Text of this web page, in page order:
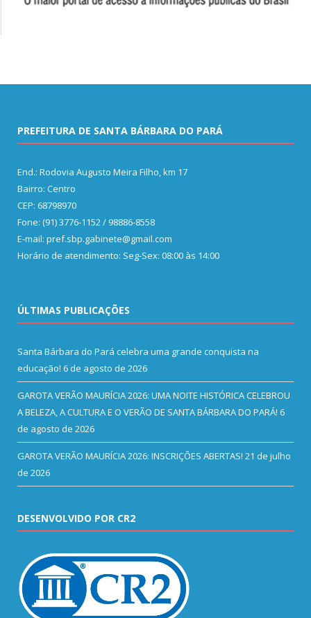
PREFEITURA DE SANTA BÁRBARA DO PARÁ
End.: Rodovia Augusto Meira Filho, km 17
Bairro: Centro
CEP: 68798970
Fone: (91) 3776-1152 / 98886-8558
E-mail: pref.sbp.gabinete@gmail.com
Horário de atendimento: Seg-Sex: 08:00 às 14:00
ÚLTIMAS PUBLICAÇÕES
Santa Bárbara do Pará celebra uma grande conquista na
educação! 6 de agosto de 2026
GAROTA VERÃO MAURÍCIA 2026: UMA NOITE HISTÓRICA CELEBROU
A BELEZA, A CULTURA E O VERÃO DE SANTA BÁRBARA DO PARÁ! 6
de agosto de 2026
GAROTA VERÃO MAURÍCIA 2026: INSCRIÇÕES ABERTAS! 21 de julho
de 2026
DESENVOLVIDO POR CR2